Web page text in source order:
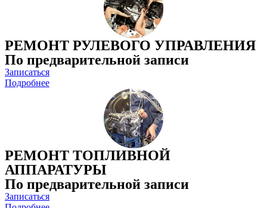
РЕМОНТ РУЛЕВОГО УПРАВЛЕНИЯ
По предварительной записи
Записаться
Подробнее
РЕМОНТ ТОПЛИВНОЙ
АППАРАТУРЫ
По предварительной записи
Записаться